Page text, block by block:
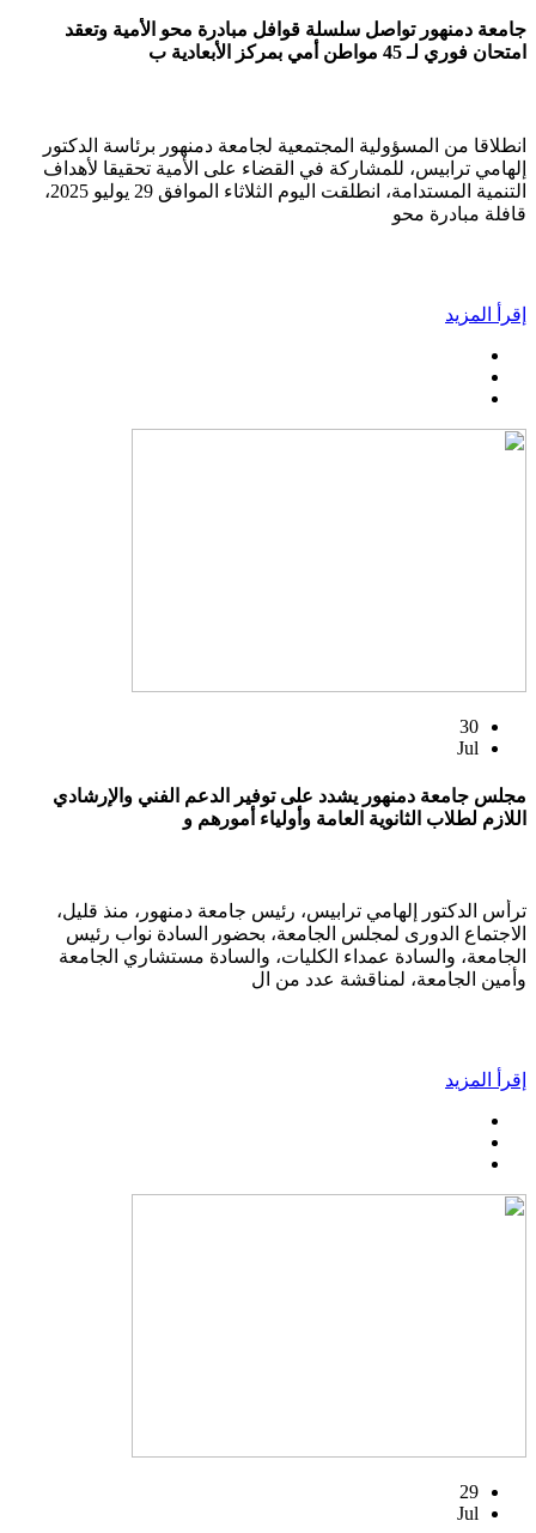
جامعة دمنهور تواصل سلسلة قوافل مبادرة محو الأمية وتعقد
امتحان فوري لـ 45 مواطن أمي بمركز الأبعادية ب
انطلاقا من المسؤولية المجتمعية لجامعة دمنهور برئاسة الدكتور
إلهامي ترابيس، للمشاركة في القضاء على الأمية تحقيقا لأهداف
التنمية المستدامة، انطلقت اليوم الثلاثاء الموافق 29 يوليو 2025،
قافلة مبادرة محو
إقرأ المزيد
30
Jul
مجلس جامعة دمنهور يشدد على توفير الدعم الفني والإرشادي
اللازم لطلاب الثانوية العامة وأولياء أمورهم و
ترأس الدكتور إلهامي ترابيس، رئيس جامعة دمنهور، منذ قليل،
الاجتماع الدورى لمجلس الجامعة، بحضور السادة نواب رئيس
الجامعة، والسادة عمداء الكليات، والسادة مستشاري الجامعة
وأمين الجامعة، لمناقشة عدد من ال
إقرأ المزيد
29
Jul